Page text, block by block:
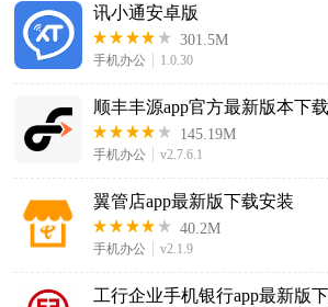
讯小通安卓版
301.5M
手机办公 1.0.30
顺丰丰源app官方最新版本下载
145.19M
手机办公 v2.7.6.1
翼管店app最新版下载安装
40.2M
手机办公 v2.1.9
工行企业手机银行app最新版